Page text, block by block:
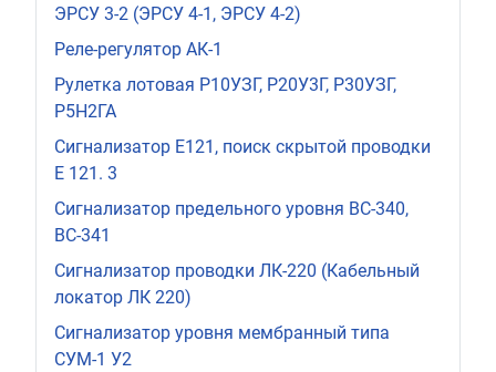
ЭРСУ 3-2 (ЭРСУ 4-1, ЭРСУ 4-2)
Реле-регулятор АК-1
Рулетка лотовая Р10УЗГ, Р20У3Г, Р30УЗГ,
Р5Н2ГА
Сигнализатор Е121, поиск скрытой проводки
Е 121. 3
Сигнализатор предельного уровня ВС-340,
ВС-341
Сигнализатор проводки ЛК-220 (Кабельный
локатор ЛК 220)
Сигнализатор уровня мембранный типа
СУМ-1 У2